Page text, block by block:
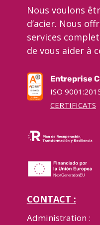
Nous voulons
d’acier. Nous
services
de vous aider à
Entreprise
ISO
CERTIFICATS
CONTACT :
Administration :